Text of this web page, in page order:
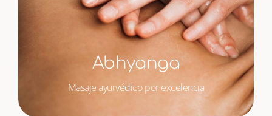
Abhyanga
Masaje ayurvédico por excelencia